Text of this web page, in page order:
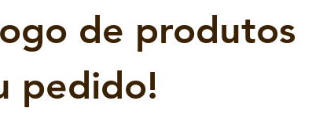
de produtos
pedido!